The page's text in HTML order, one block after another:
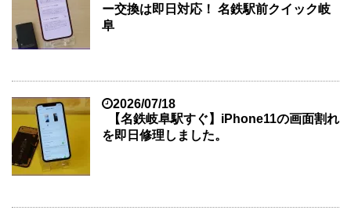
ー交換は即日対応！ 名鉄駅前クイック岐
阜
2026/07/18
【名鉄岐阜駅すぐ】iPhone11の画面割れ
を即日修理しました。